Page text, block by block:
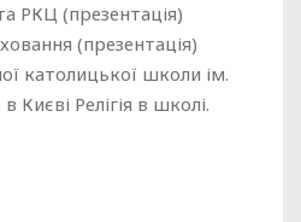
РКЦ (презентація)
(презентація)
католицької школи ім.
Релігія в школі.